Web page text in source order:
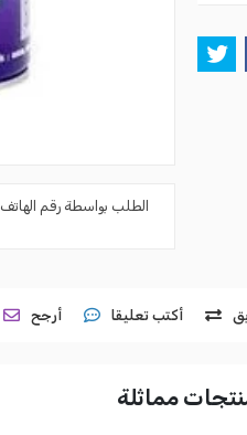
الطلب بواسطة رقم الهاتف
أرجح أكتب تعليقا
مماثلة